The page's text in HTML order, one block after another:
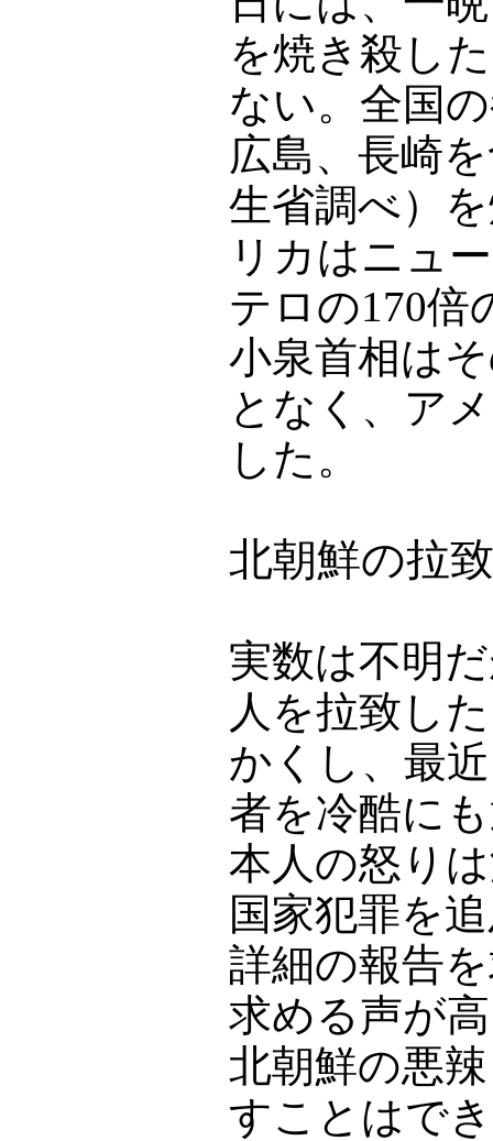
を焼き殺し
ない。全国
広島、長崎
生省調べ）
リカはニュ
テロの170倍
小泉首相は
となく、ア
した。
北朝鮮の拉
実数は不明
人を拉致し
かくし、最
者を冷酷に
本人の怒り
国家犯罪を
詳細の報告
求める声が
北朝鮮の悪
すことはで